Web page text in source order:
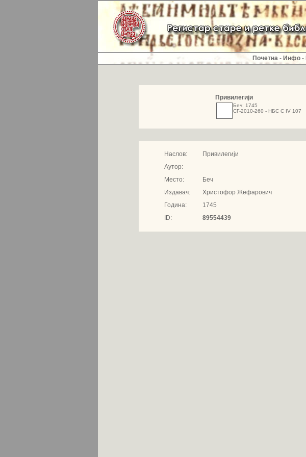
Почетна - Инфо -
Привилегији
Беч; 1745
СГ-2010-260 - НБС С IV 107
Наслов:
Привилегији
Аутор:
Место:
Беч
Издавач:
Христофор Жефарович
Година:
1745
ID:
89554439